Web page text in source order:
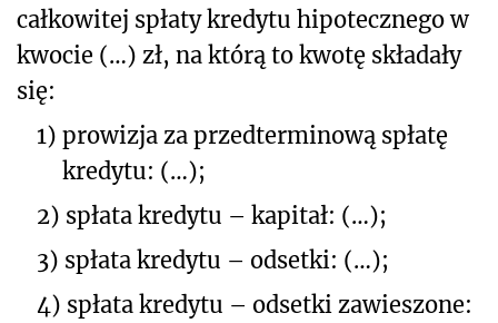
całkowitej spłaty kredytu hipotecznego w
kwocie (…) zł, na którą to kwotę składały
się:
1) prowizja za przedterminową spłatę
kredytu: (…);
2) spłata kredytu – kapitał: (…);
3) spłata kredytu – odsetki: (…);
4) spłata kredytu – odsetki zawieszone: